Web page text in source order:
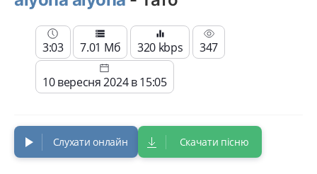
3:03 7.01 Мб 320 kbps 347
10 вересня 2024 в 15:05
Слухати онлайн Скачати пісню